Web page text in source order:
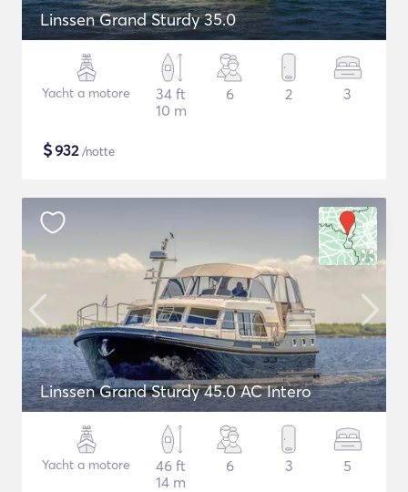
Linssen Grand Sturdy 35.0
Yacht a motore
34 ft
10 m
6 2 3
$932/notte
Linssen Grand Sturdy 45.0 AC Intero
Yacht a motore
46 ft
14 m
6 3 5